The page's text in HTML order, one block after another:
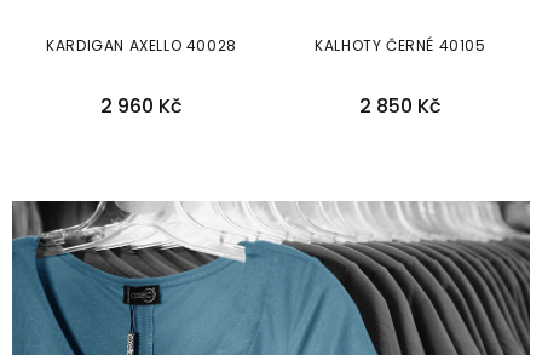
KARDIGAN AXELLO 40028
2 960 Kč
KALHOTY ČERNÉ 40105
2 850 Kč